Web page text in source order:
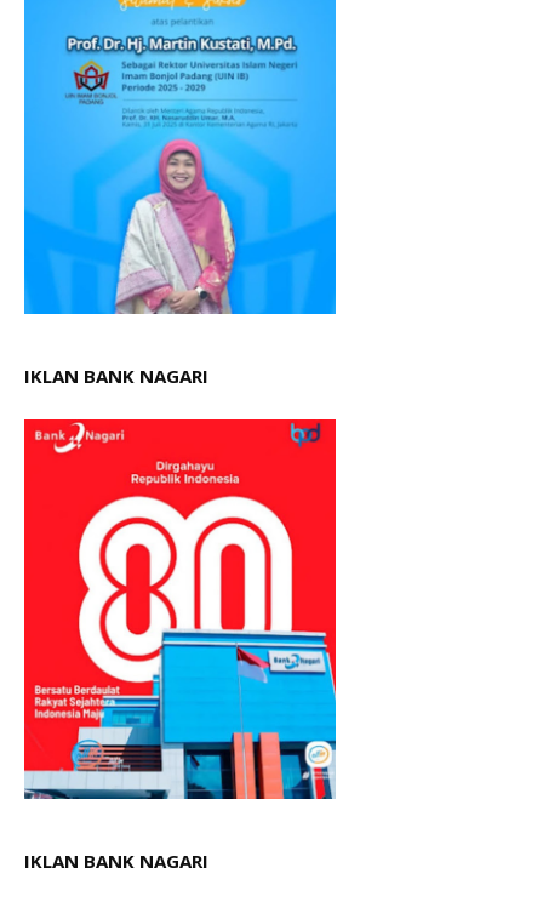
IKLAN BANK NAGARI
IKLAN BANK NAGARI